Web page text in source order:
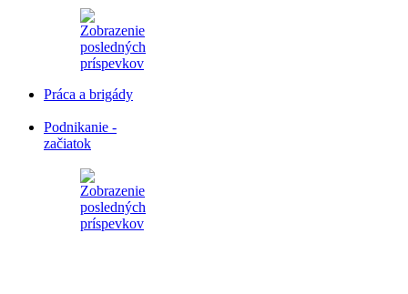
Práca a brigády
Podnikanie -
začiatok